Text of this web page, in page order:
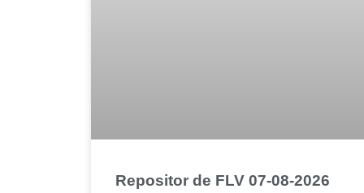
Repositor de FLV 07-08-2026